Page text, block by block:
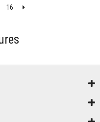
16 Suivant